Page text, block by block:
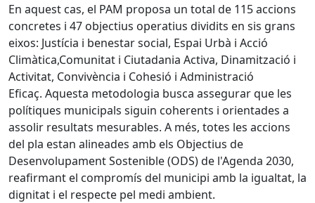
En aquest cas, el PAM proposa un total de 115 accions
concretes i 47 objectius operatius dividits en sis grans
eixos: Justícia i benestar social, Espai Urbà i Acció
Climàtica,Comunitat i Ciutadania Activa, Dinamització i
Activitat, Convivència i Cohesió i Administració
Eficaç. Aquesta metodologia busca assegurar que les
polítiques municipals siguin coherents i orientades a
assolir resultats mesurables. A més, totes les accions
del pla estan alineades amb els Objectius de
Desenvolupament Sostenible (ODS) de l'Agenda 2030,
reafirmant el compromís del municipi amb la igualtat, la
dignitat i el respecte pel medi ambient.